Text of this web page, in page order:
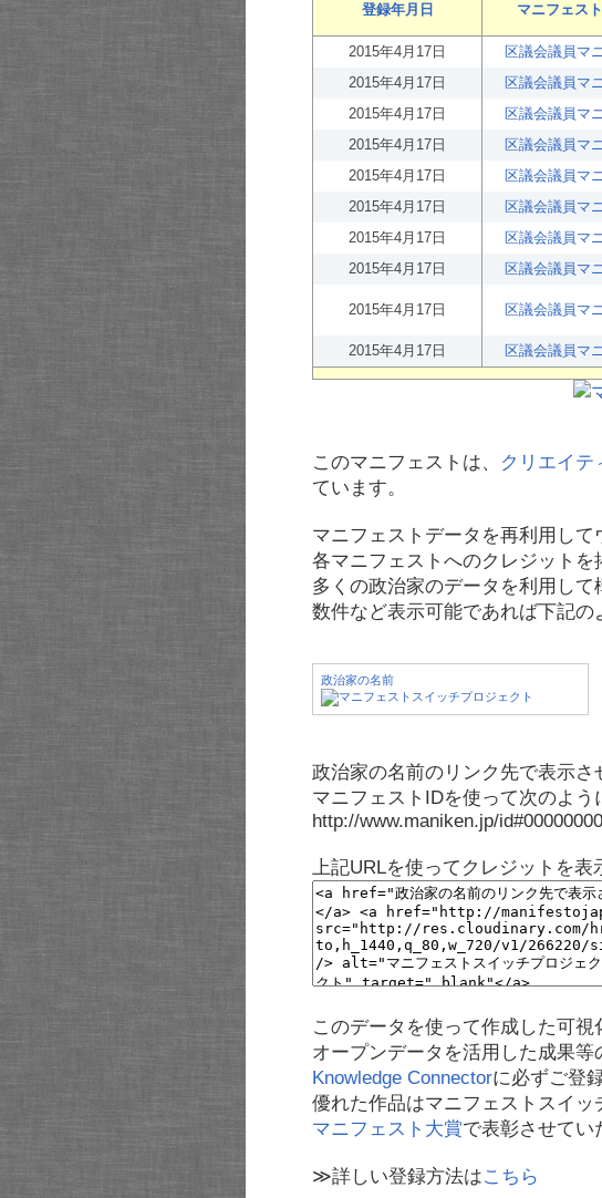
登録年月日 マニフェス
2015年4月17日
区議会議員マ
2015年4月17日
区議会議員マ
2015年4月17日
区議会議員マ
2015年4月17日
区議会議員マ
2015年4月17日
区議会議員マ
2015年4月17日
区議会議員マ
2015年4月17日
区議会議員マ
2015年4月17日
区議会議員マ
2015年4月17日 区議会議員マ
2015年4月17日 区議会議員マ
このマニフェストは、 クリエイテ
ています。
マニフェストデータを再利用して
各マニフェストへのクレジットを
多くの政治家のデータを利用して
数件など表示可能であれば下記の
政治家の名前
政治家の名前のリンク先で表示さ
マニフェストIDを使って次のよう
http://www.maniken.jp/
上記URLを使ってクレジットを表
このデータを使って作成した可視
オープンデータを活用した成果等
Knowledge Connectorに必ずご登
優れた作品はマニフェストスイッ
マニフェスト大賞で表彰させてい
≫詳しい登録方法はこちら